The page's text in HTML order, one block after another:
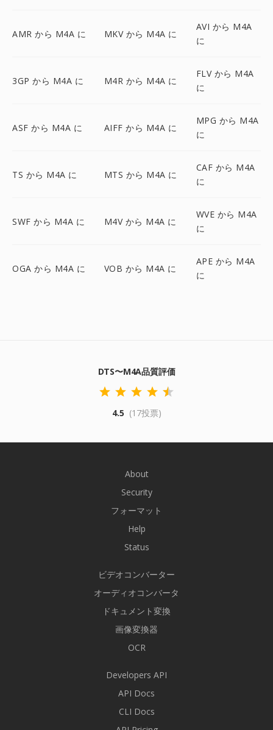
AMR から M4A に MKV から M4A に
AVI から M4A
に
3GP から M4A に M4R から M4A に
FLV から M4A
に
ASF から M4A に AIFF から M4A に
MPG から M4A
に
TS から M4A に MTS から M4A に
CAF から M4A
に
SWF から M4A に M4V から M4A に
WVE から M4A
に
OGA から M4A に VOB から M4A に
APE から M4A
に
DTS〜M4A品質評価
4.5 (17投票)
About
Security
フォーマット
Help
Status
ビデオコンバーター
オーディオコンバータ
ドキュメント変換
画像変換器
OCR
Developers API
API Docs
CLI Docs